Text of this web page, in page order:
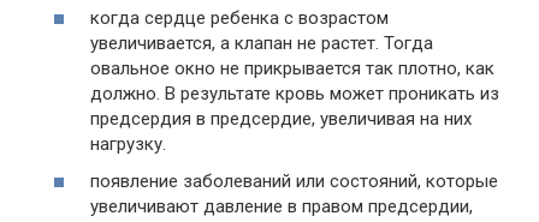
когда сердце ребенка с возрастом
увеличивается, а клапан не растет. Тогда
овальное окно не прикрывается так плотно, как
должно. В результате кровь может проникать из
предсердия в предсердие, увеличивая на них
нагрузку.
появление заболеваний или состояний, которые
увеличивают давление в правом предсердии,